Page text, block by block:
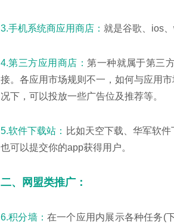
3.手机系统商应用商店： 就是谷歌、ios
4.第三方应用商店：第一种就属于第三
接。各应用市场规则不一，如何与应用
况下，可以投放一些广告位及推荐等。
5.软件下载站： 比如天空下载、华军软
也可以提交你的app获得用户。
二、网盟类推广：
6.积分墙：在一个应用内展示各种任务(